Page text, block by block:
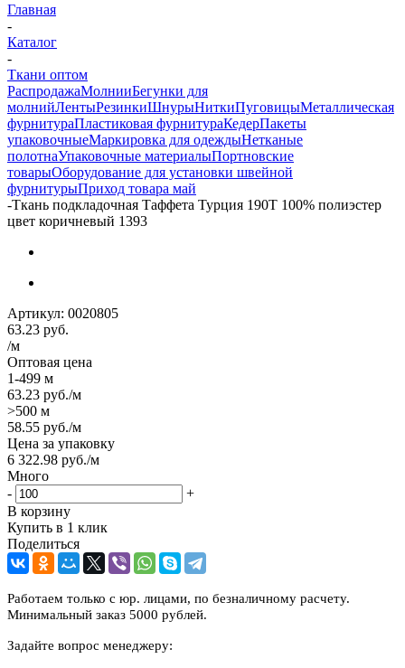
Главная
-
Каталог
-
Ткани оптом
РаспродажаМолнииБегунки для
молнийЛентыРезинкиШнурыНиткиПуговицыМеталлическая
фурнитураПластиковая фурнитураКедерПакеты
упаковочныеМаркировка для одеждыНетканые
полотнаУпаковочные материалыПортновские
товарыОборудование для установки швейной
фурнитурыПриход товара май
-Ткань подкладочная Таффета Турция 190T 100% полиэстер
цвет коричневый 1393
Артикул: 0020805
63.23 руб.
/м
Оптовая цена
1-499 м
63.23 руб./м
>500 м
58.55 руб./м
Цена за упаковку
6 322.98 руб./м
Много
-
+
В корзину
Купить в 1 клик
Поделиться
Работаем только с юр. лицами, по безналичному расчету.
Минимальный заказ 5000 рублей.
Задайте вопрос менеджеру: